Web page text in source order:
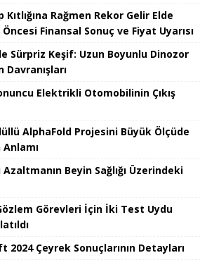
Rağmen Rekor Gelir Elde
Finansal Sonuç ve Fiyat Uyarısı
Sürpriz Keşif: Uzun Boyunlu Dinozor
Davranışları
Elektrikli Otomobilinin Çıkış
AlphaFold Projesini Büyük Ölçüde
Anlamı
Beyin Sağlığı Üzerindeki
Görevleri İçin İki Test Uydu
Çeyrek Sonuçlarının Detayları